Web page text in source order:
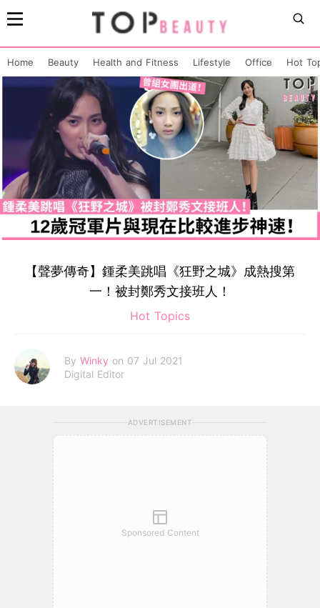
Home Beauty Health and Fitness Lifestyle Office Hot
【聲夢傳奇】鍾柔美跳唱《狂野之城》成熱搜第
一！被封鄭秀文接班人！
Hot Topics
By Winky on 07 Jul 2021
Digital Editor
ADVERTISEMENT
Sponsored Content